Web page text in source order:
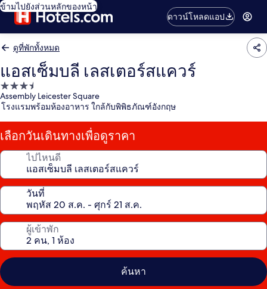
ข้ามไปยังส่วนหลักของหน้า
ดาวน์โหลดแอป
ดูที่พักทั้งหมด
แอสเซ็มบลี เลสเตอร์สแควร์
ที่พัก
3.5
Assembly Leicester Square
โรงแรมพร้อมห้องอาหาร ใกล้กับพิพิธภัณฑ์อังกฤษ
เลือกวันเดินทางเพื่อดูราคา
ไปไหนดี
วันที่
ผู้เข้าพัก
ค้นหา